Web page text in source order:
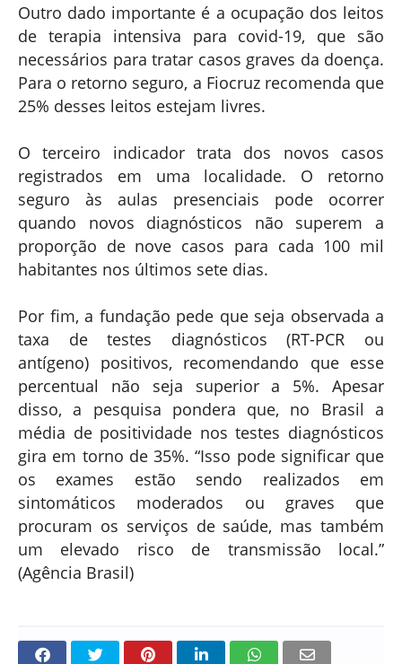
Outro dado importante é a ocupação dos leitos
de terapia intensiva para covid-19, que são
necessários para tratar casos graves da doença.
Para o retorno seguro, a Fiocruz recomenda que
25% desses leitos estejam livres.
O terceiro indicador trata dos novos casos
registrados em uma localidade. O retorno
seguro às aulas presenciais pode ocorrer
quando novos diagnósticos não superem a
proporção de nove casos para cada 100 mil
habitantes nos últimos sete dias.
Por fim, a fundação pede que seja observada a
taxa de testes diagnósticos (RT-PCR ou
antígeno) positivos, recomendando que esse
percentual não seja superior a 5%. Apesar
disso, a pesquisa pondera que, no Brasil a
média de positividade nos testes diagnósticos
gira em torno de 35%. “Isso pode significar que
os exames estão sendo realizados em
sintomáticos moderados ou graves que
procuram os serviços de saúde, mas também
um elevado risco de transmissão local.”
(Agência Brasil)